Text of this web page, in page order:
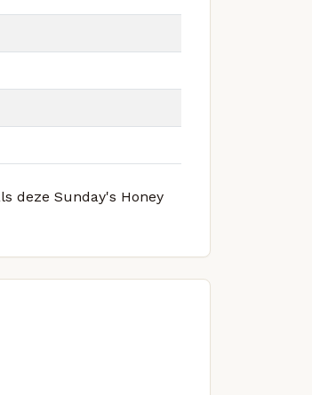
deze Sunday's Honey